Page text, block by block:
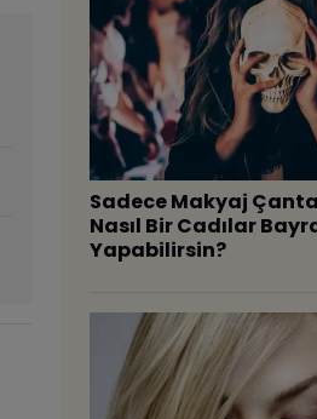
Sadece Makyaj
Nasıl Bir Cadılar
Yapabilirsin?